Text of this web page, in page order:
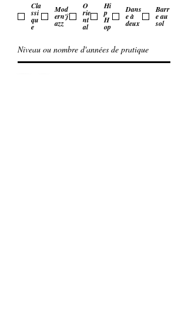
Cla
ssi
qu
e
Mod
ern'j
azz
O
rie
nt
al
Hi
p
H
op
Dans
e à
deux
Barr
e au
sol